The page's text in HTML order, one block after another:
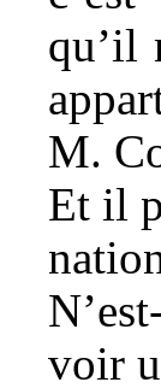
qu’il
M.
Et il
voir